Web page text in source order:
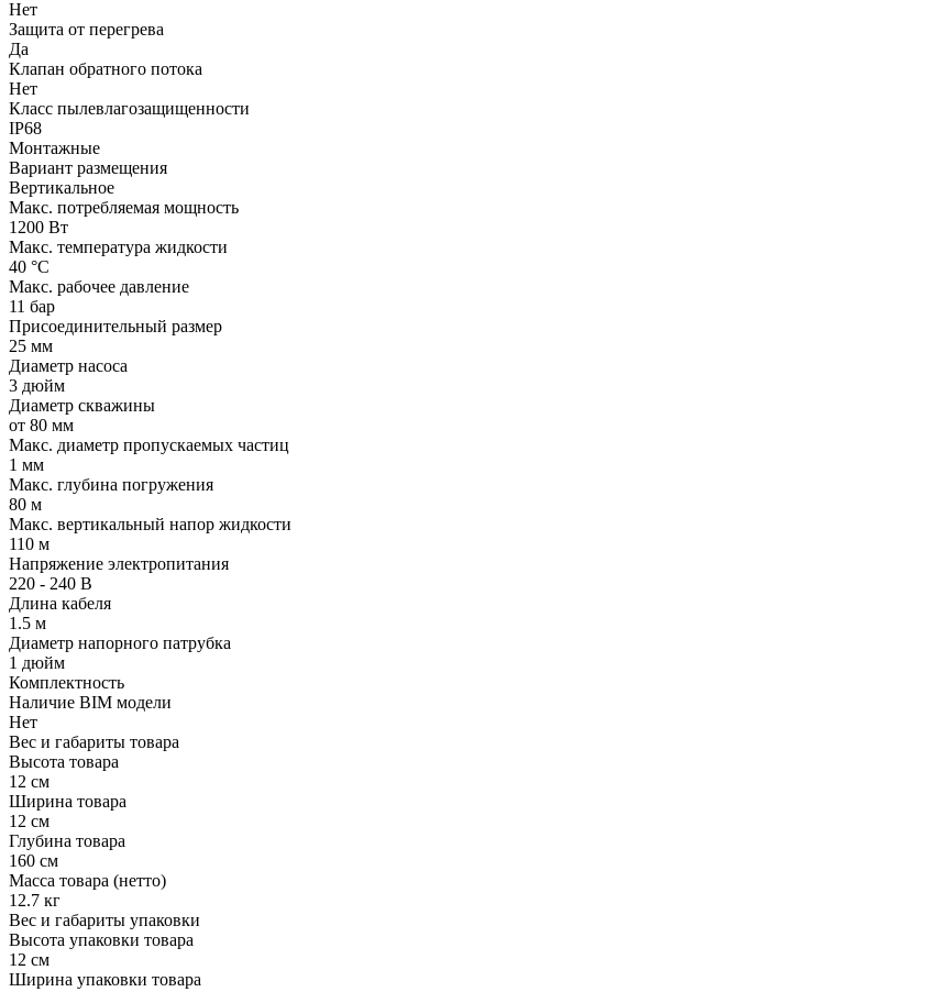
Нет
Защита от перегрева
Да
Клапан обратного потока
Нет
Класс пылевлагозащищенности
IP68
Монтажные
Вариант размещения
Вертикальное
Макс. потребляемая мощность
1200 Вт
Макс. температура жидкости
40 °С
Макс. рабочее давление
11 бар
Присоединительный размер
25 мм
Диаметр насоса
3 дюйм
Диаметр скважины
от 80 мм
Макс. диаметр пропускаемых частиц
1 мм
Макс. глубина погружения
80 м
Макс. вертикальный напор жидкости
110 м
Напряжение электропитания
220 - 240 В
Длина кабеля
1.5 м
Диаметр напорного патрубка
1 дюйм
Комплектность
Наличие BIM модели
Нет
Вес и габариты товара
Высота товара
12 см
Ширина товара
12 см
Глубина товара
160 см
Масса товара (нетто)
12.7 кг
Вес и габариты упаковки
Высота упаковки товара
12 см
Ширина упаковки товара